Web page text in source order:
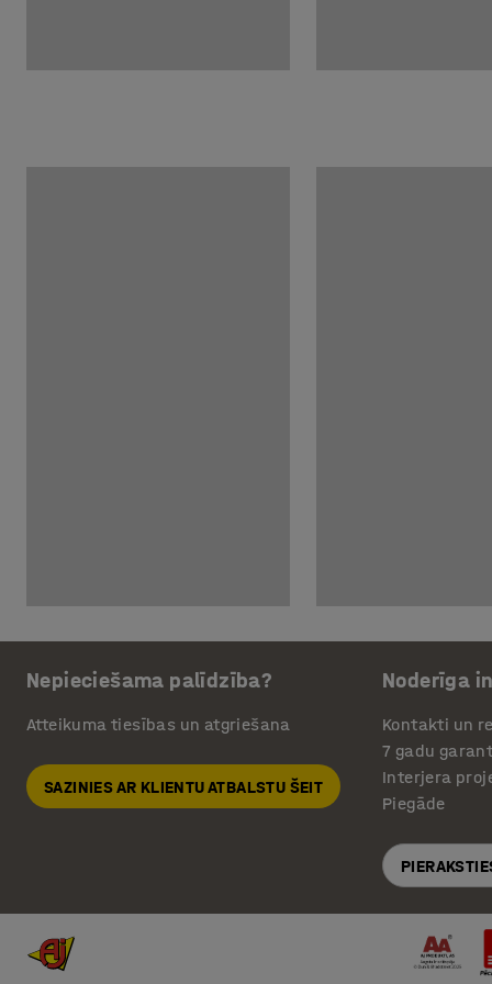
Nepieciešama palīdzība?
Atteikuma tiesības un atgriešana
SAZINIES AR KLIENTU ATBALSTU ŠEIT
Noderīga
Kontakti un
7 gadu
Interjera
Piegāde